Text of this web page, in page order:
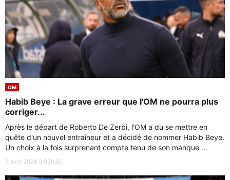
OM
Habib Beye : La grave erreur que l'OM ne pourra plus
corriger...
Après le départ de Roberto De Zerbi, l'OM a du se mettre en
quête d'un nouvel entraîneur et a décidé de nommer Habib Beye.
Un choix à la fois surprenant compte tenu de son manque ...
9 avril 2026 à 03h30